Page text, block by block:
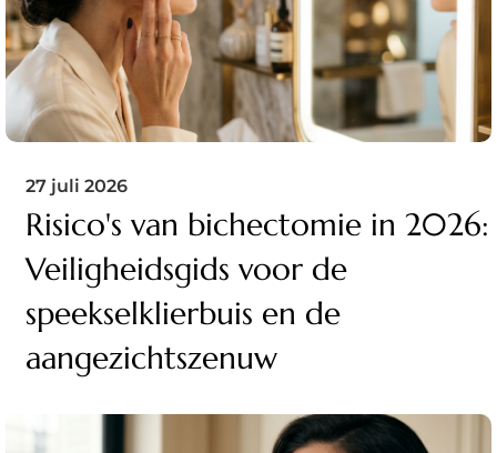
27 juli 2026
Risico's van bichectomie in 2026:
Veiligheidsgids voor de
speekselklierbuis en de
aangezichtszenuw